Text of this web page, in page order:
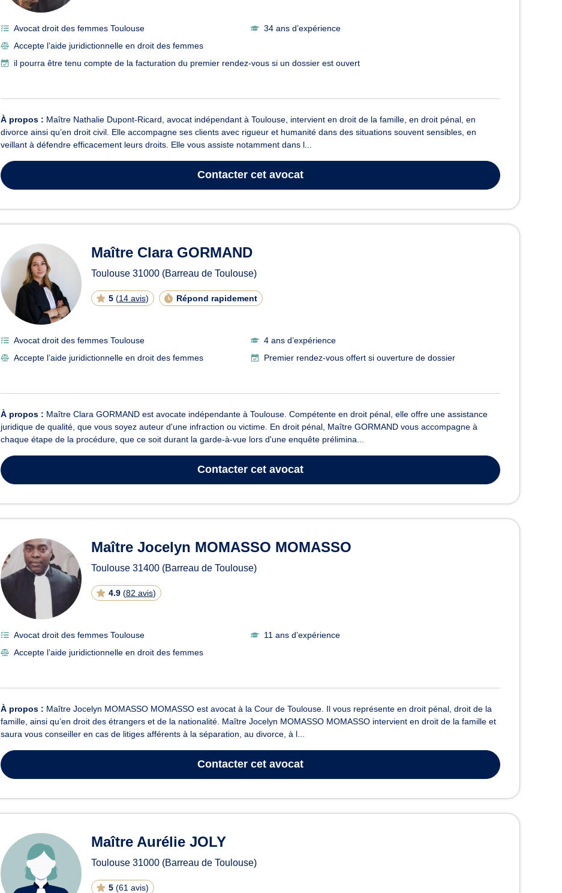
Avocat droit des femmes Toulouse
34 ans d’expérience
Accepte l’aide juridictionnelle en droit des femmes
il pourra être tenu compte de la facturation du premier rendez-vous si un dossier est ouvert
À propos : Maître Nathalie Dupont-Ricard, avocat indépendant à Toulouse, intervient en droit de la famille, en droit pénal, en
divorce ainsi qu’en droit civil. Elle accompagne ses clients avec rigueur et humanité dans des situations souvent sensibles, en
veillant à défendre efficacement leurs droits. Elle vous assiste notamment dans l...
Contacter cet avocat
Maître Clara GORMAND
Toulouse 31000 (Barreau de Toulouse)
5 (14 avis) Répond rapidement
Avocat droit des femmes Toulouse
4 ans d’expérience
Accepte l’aide juridictionnelle en droit des femmes
Premier rendez-vous offert si ouverture de dossier
À propos : Maître Clara GORMAND est avocate indépendante à Toulouse. Compétente en droit pénal, elle offre une assistance
juridique de qualité, que vous soyez auteur d'une infraction ou victime. En droit pénal, Maître GORMAND vous accompagne à
chaque étape de la procédure, que ce soit durant la garde-à-vue lors d'une enquête prélimina...
Contacter cet avocat
Maître Jocelyn MOMASSO MOMASSO
Toulouse 31400 (Barreau de Toulouse)
4.9 (82 avis)
Avocat droit des femmes Toulouse
11 ans d’expérience
Accepte l’aide juridictionnelle en droit des femmes
À propos : Maître Jocelyn MOMASSO MOMASSO est avocat à la Cour de Toulouse. Il vous représente en droit pénal, droit de la
famille, ainsi qu’en droit des étrangers et de la nationalité. Maître Jocelyn MOMASSO MOMASSO intervient en droit de la famille et
saura vous conseiller en cas de litiges afférents à la séparation, au divorce, à l...
Contacter cet avocat
Maître Aurélie JOLY
Toulouse 31000 (Barreau de Toulouse)
5 (61 avis)